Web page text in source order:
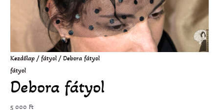
Kezdőlap /fátyol / Debora fátyol
fátyol
Debora fátyol
5 000Ft